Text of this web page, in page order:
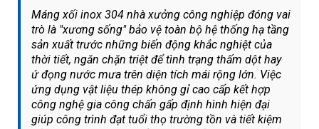
Máng xối inox 304 nhà xưởng công nghiệp đóng vai
trò là "xương sống" bảo vệ toàn bộ hệ thống hạ tầng
sản xuất trước những biến động khắc nghiệt của
thời tiết, ngăn chặn triệt để tình trạng thấm dột hay
ứ đọng nước mưa trên diện tích mái rộng lớn. Việc
ứng dụng vật liệu thép không gỉ cao cấp kết hợp
công nghệ gia công chấn gấp định hình hiện đại
giúp công trình đạt tuổi thọ trường tồn và tiết kiệm